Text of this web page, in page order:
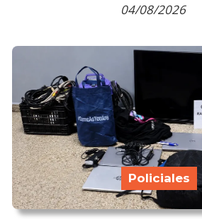
04/08/2026
Policiales